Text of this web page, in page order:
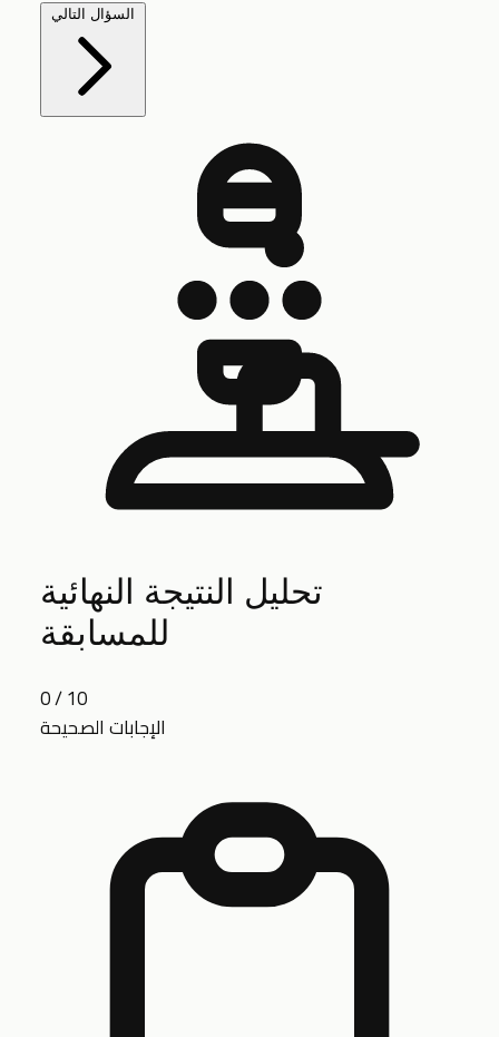
السؤال التالي
تحليل النتيجة النهائية
للمسابقة
0 / 10
الإجابات الصحيحة